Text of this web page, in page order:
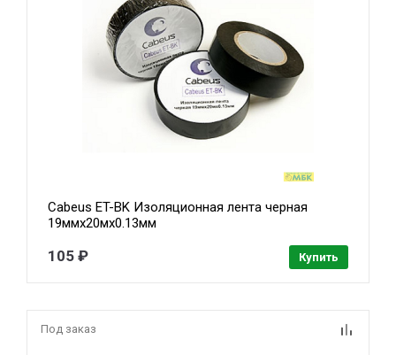
Cabeus ET-BK Изоляционная лента черная
19ммх20мх0.13мм
105 ₽ Купить
Под заказ